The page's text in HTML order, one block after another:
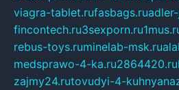
viagra-tablet.rufasbags.ru
fincontech.ru3sexporn.ru
rebus-toys.ruminelab-msk.ru
medsprawo-4-ka.ru2864420.ru
zajmy24.rutovudyi-4-